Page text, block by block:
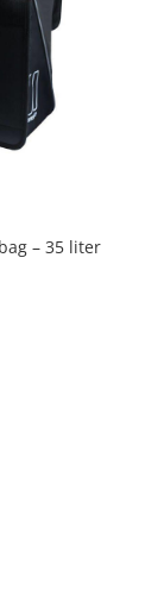
– 35 liter